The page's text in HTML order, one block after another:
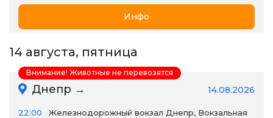
Инфо
14 августа, пятница
Днепр → 14.08.2026
22:00
Железнодорожный вокзал Днепр, Вокзальная
Внимание! Животные не перевозятся